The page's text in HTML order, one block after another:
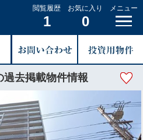
閲覧履歴
1
お気に入り
0
メニュー
過去掲載物件情報